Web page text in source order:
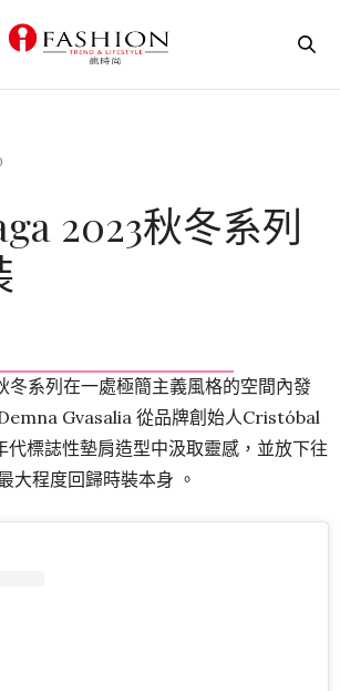
2023秋冬系列
冬系列在一處極簡主義風格的空間內發
Gvasalia 從品牌創始人Cristóbal
標誌性墊肩造型中汲取靈感，並放下往
大程度回歸時裝本身 。